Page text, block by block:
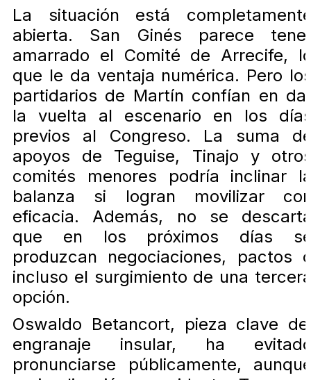
La situación está
abierta. San Ginés parece
amarrado el Comité de Arrecife,
que le da ventaja numérica. Pero
partidarios de Martín confían en
la vuelta al escenario en los
previos al Congreso. La suma
apoyos de Teguise, Tinajo y
comités menores podría inclinar
balanza si logran movilizar
eficacia. Además, no se
que en los próximos días
produzcan negociaciones, pactos
incluso el surgimiento de una
opción.
Oswaldo Betancort, pieza clave
engranaje insular, ha
pronunciarse públicamente,